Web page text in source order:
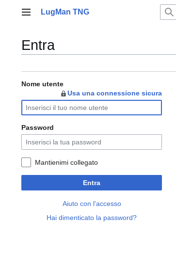
Menu principale
LugMan TNG
Entra
Nome utente
Usa una connessione sicura
Password
Mantienimi collegato
Entra
Aiuto con l'accesso
Hai dimenticato la password?